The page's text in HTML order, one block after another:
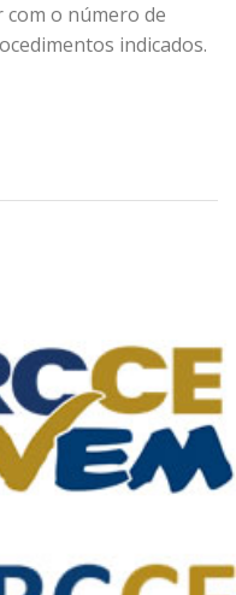
com o número de
indicados.